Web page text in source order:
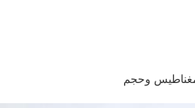
وحجم